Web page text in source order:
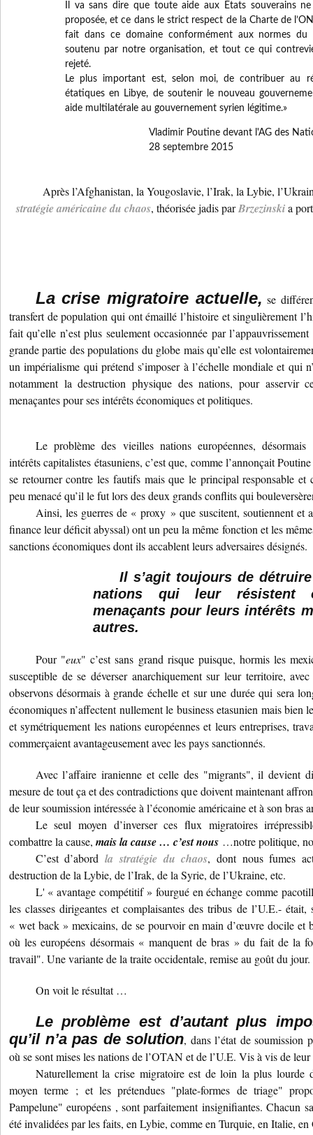
Il va sans dire que toute aide aux États souverains
proposée, et ce dans le strict respect de la Charte de
fait dans ce domaine conformément aux normes
soutenu par notre organisation, et tout ce qui
rejeté.
Le plus important est, selon moi, de contribuer au
étatiques en Libye, de soutenir le nouveau
aide multilatérale au gouvernement syrien légitime.»
Vladimir Poutine devant l'AG des
28 septembre 2015
Après l’Afghanistan, la Yougoslavie, l’Irak, la Lybie,
stratégie américaine du chaos, théorisée jadis parBrzezinskia
La crise migratoire actuelle, se
transfert de population qui ont émaillé l’histoire et singulièrement
fait qu’elle n’est plus seulement occasionnée par
grande partie des populations du globe mais qu’elle est
un impérialisme qui prétend s’imposer à l’échelle mondiale et qui
notamment la destruction physique des nations, pour asservir
menaçantes pour ses intérêts économiques et politiques.
Le problème des vieilles nations européennes, désormais
intérêts capitalistes étasuniens, c’est que, comme l’annonçait
se retourner contre les fautifs mais que le principal responsable et
peu menacé qu’il le fut lors des deux grands conflits qui
Ainsi, les guerres de « proxy » que suscitent, soutiennent et
finance leur déficit abyssal) ont un peu la même fonction et les
sanctions économiques dont ils accablent leurs adversaires désignés.
Il s’agit toujours de
nations qui leur résistent
menaçants pour leurs intérêts
autres.
Pour "eux" c’est sans grand risque puisque, hormis les
susceptible de se déverser anarchiquement sur leur territoire,
observons désormais à grande échelle et sur une durée qui sera
économiques n’affectent nullement le business etasunien mais bien
et symétriquement les nations européennes et leurs entreprises,
commerçaient avantageusement avec les pays sanctionnés.
Avec l’affaire iranienne et celle des "migrants", il devient
mesure de tout ça et des contradictions que doivent maintenant
de leur soumission intéressée à l’économie américaine et à son bras
Le seul moyen d’inverser ces flux migratoires
combattre la cause, mais la cause … c’est nous …notre politique,
C’est d’abordla stratégie du chaos, dont nous fumes
destruction de la Lybie, de l’Irak, de la Syrie, de l’Ukraine, etc.
L' « avantage compétitif » fourgué en échange comme
les classes dirigeantes et complaisantes des tribus de l’U.E.-
« wet back » mexicains, de se pourvoir en main d’œuvre docile et
où les européens désormais « manquent de bras » du fait de la
travail". Une variante de la traite occidentale, remise au goût du jour.
On voit le résultat …
Le problème est d’autant plus
qu’il n’a pas de solution, dans l’état de soumission
où se sont mises les nations de l’OTAN et de l’U.E. Vis à vis de
Naturellement la crise migratoire est de loin la plus lourde
moyen terme ; et les prétendues "plate-formes de triage"
Pampelune" européens , sont parfaitement insignifiantes. Chacun
été invalidées par les faits, en Lybie, comme en Turquie, en Italie, en